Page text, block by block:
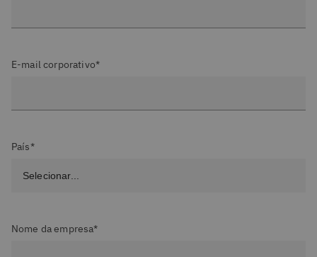
E-mail corporativo*
País*
Nome da empresa*